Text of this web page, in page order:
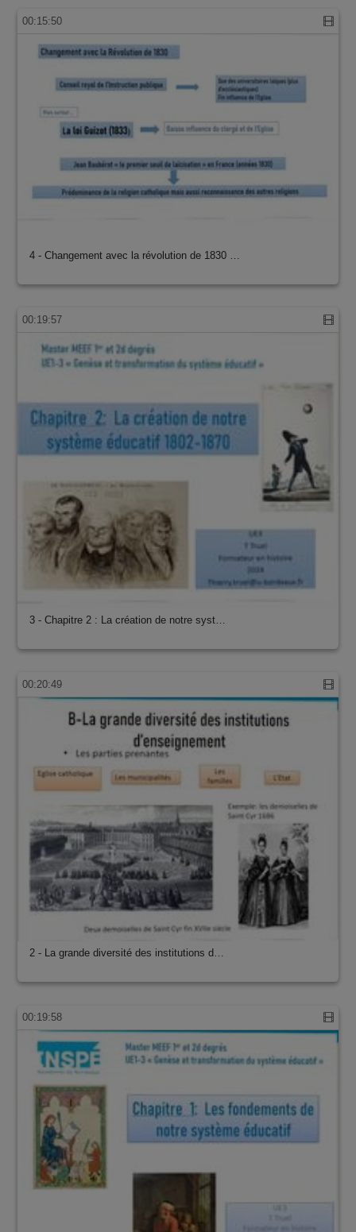
00:15:50
4 - Changement avec la révolution de 1830 …
00:19:57
3 - Chapitre 2 : La création de notre syst…
00:20:49
2 - La grande diversité des institutions d…
00:19:58